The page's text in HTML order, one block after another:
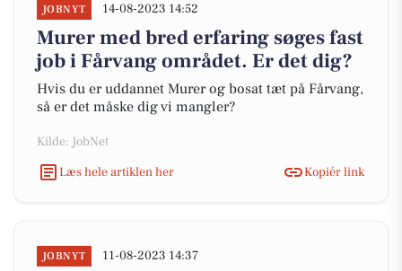
JOBNYT 14-08-2023 14:52
Murer med bred erfaring søges fast
job i Fårvang området. Er det dig?
Hvis du er uddannet Murer og bosat tæt på Fårvang,
så er det måske dig vi mangler?
Kilde: JobNet
Læs hele artiklen her
Kopiér link
JOBNYT 11-08-2023 14:37